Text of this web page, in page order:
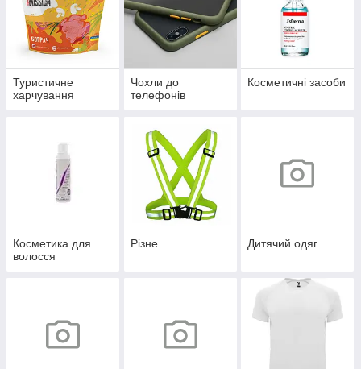
Туристичне
харчування
Чохли до
телефонів
Косметичні засоби
Косметика для
волосся
Різне Дитячий одяг